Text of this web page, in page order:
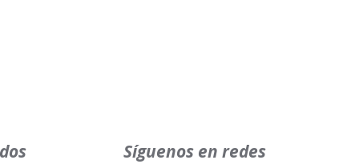
Síguenos en redes